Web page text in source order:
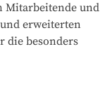
Mitarbeitende und
erweiterten
die besonders